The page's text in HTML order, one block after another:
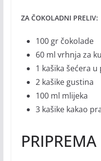
ZA ČOKOLADNI PRELIV:
100 gr čokolade
60 ml vrhnja za
1 kašika šećera u
2 kašike gustina
100 ml mlijeka
3 kašike kakao